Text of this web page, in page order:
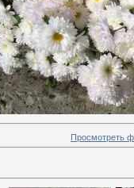
Просмотреть